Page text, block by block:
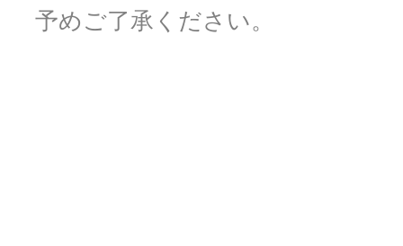
予めご了承ください。